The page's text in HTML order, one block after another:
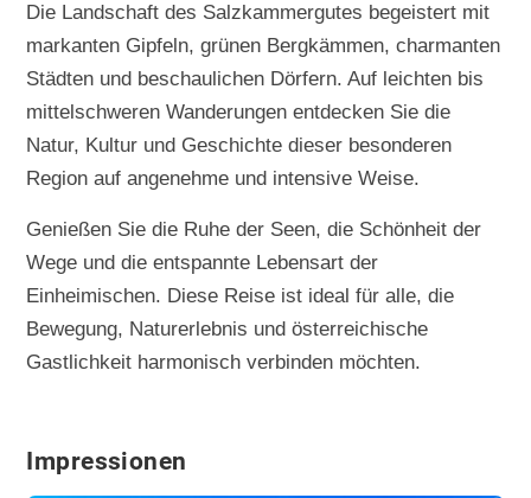
Die Landschaft des Salzkammergutes begeistert mit
markanten Gipfeln, grünen Bergkämmen, charmanten
Städten und beschaulichen Dörfern. Auf leichten bis
mittelschweren Wanderungen entdecken Sie die
Natur, Kultur und Geschichte dieser besonderen
Region auf angenehme und intensive Weise.
Genießen Sie die Ruhe der Seen, die Schönheit der
Wege und die entspannte Lebensart der
Einheimischen. Diese Reise ist ideal für alle, die
Bewegung, Naturerlebnis und österreichische
Gastlichkeit harmonisch verbinden möchten.
Impressionen